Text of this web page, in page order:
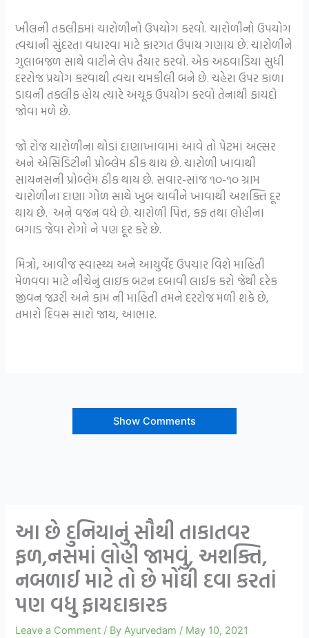
ખીલની તકલીફમાં ચારોળીનો ઉપયોગ કરવો. ચારોળીનો ઉપયોગ
ત્વચાની સુંદરતા વધારવા માટે કારગત ઉપાય ગણાય છે. ચારોળીને
ગુલાબજળ સાથે વાટીને લેપ તૈયાર કરવો. એક અઠવાડિયા સુધી
દરરોજ પ્રયોગ કરવાથી ત્વચા ચમકીલી બને છે. ચહેરા ઉપર કાળા
ડાઘની તકલીફ હોય ત્યારે અચૂક ઉપયોગ કરવો તેનાથી ફાયદો
જોવા મળે છે.
જો રોજ ચારોળીના થોડાં દાણાખાવામાં આવે તો પેટમાં અલ્સર
અને એસિડિટીની પ્રોબ્લેમ ઠીક થાય છે. ચારોળી ખાવાથી
સાયનસની પ્રોબ્લેમ ઠીક થાય છે. સવાર-સાંજ ૧૦-૧૦ ગ્રામ
ચારોળીના દાણા ગોળ સાથે ખુબ ચાવીને ખાવાથી અશક્તિ દૂર
થાય છે. અને વજન વધે છે. ચારોળી પિત્ત, કફ તથા લોહીના
બગાડ જેવા રોગો ને પણ દૂર કરે છે.
મિત્રો, આવીજ સ્વાસ્થ્ય અને આયુર્વેદ ઉપચાર વિશે માહિતી
મેળવવા માટે નીચેનું લાઇક બટન દબાવી લાઈક કરો જેથી દરેક
જીવન જરૂરી અને કામ ની માહિતી તમને દરરોજ મળી શકે છે,
તમારો દિવસ સારો જાય, આભાર.
Show Comments
આ છે દુનિયાનું સૌથી તાકાતવર
ફળ,નસમાં લોહી જામવું, અશક્તિ,
નબળાઈ માટે તો છે મોંઘી દવા કરતાં
પણ વધુ ફાયદાકારક
Leave a Comment / ByAyurvedam / May 10, 2021